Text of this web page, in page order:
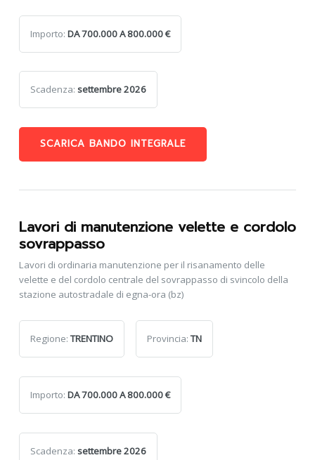
Importo: DA 700.000 A 800.000 €
Scadenza: settembre 2026
SCARICA BANDO INTEGRALE
Lavori di manutenzione velette e cordolo
sovrappasso
Lavori di ordinaria manutenzione per il risanamento delle
velette e del cordolo centrale del sovrappasso di svincolo della
stazione autostradale di egna-ora (bz)
Regione:TRENTINO Provincia:TN
Importo: DA 700.000 A 800.000 €
Scadenza: settembre 2026